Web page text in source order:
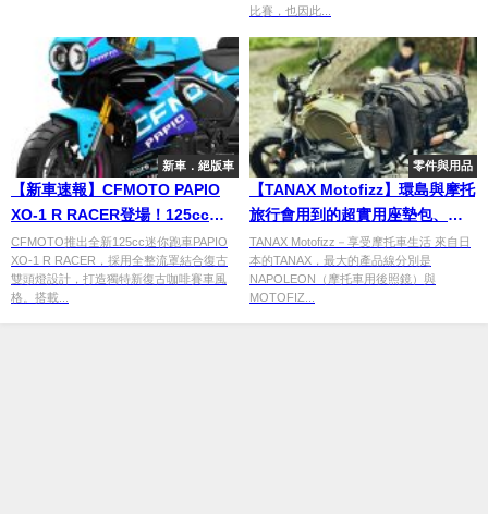
比賽，也因此...
新車．絕版車
【新車速報】CFMOTO PAPIO
XO-1 R RACER登場！125cc全
整流罩迷你耐力賽車 售價40.15萬
日圓起
CFMOTO推出全新125cc迷你跑車PAPIO
XO-1 R RACER，採用全整流罩結合復古
雙頭燈設計，打造獨特新復古咖啡賽車風
格。搭載...
零件與用品
【TANAX Motofizz】環島與摩托
旅行會用到的超實用座墊包、馬
鞍包，你一定要知道
TANAX Motofizz－享受摩托車生活 來自日
本的TANAX，最大的產品線分別是
NAPOLEON（摩托車用後照鏡）與
MOTOFIZ...